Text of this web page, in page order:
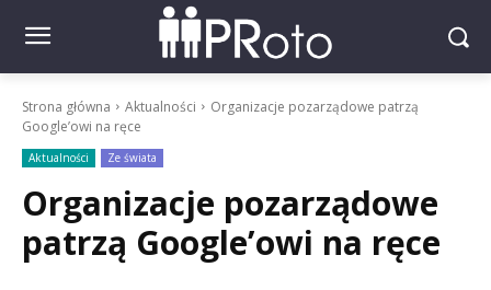
Strona główna Aktualności
Organizacje pozarządowe patrzą
Google’owi na ręce
Aktualności Ze świata
Organizacje pozarządowe
patrzą Google’owi na ręce